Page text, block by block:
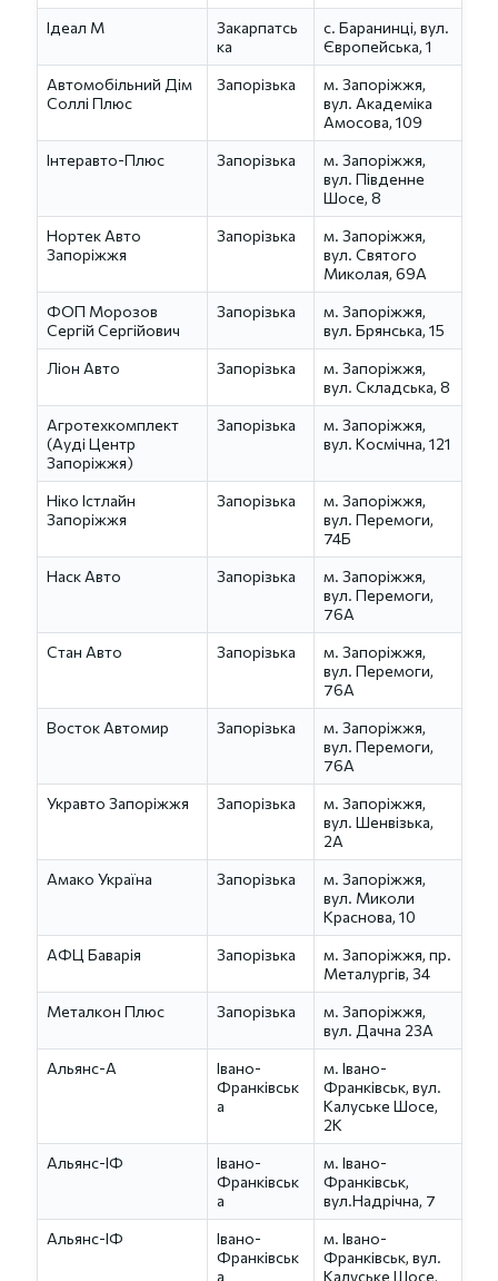
Ідеал М
Закарпатсь
ка
с. Баранинці, вул.
Європейська, 1
Автомобільний Дім
Соллі Плюс
Запорізька
м. Запоріжжя,
вул. Академіка
Амосова, 109
Інтеравто-Плюс
Запорізька
м. Запоріжжя,
вул. Південне
Шосе, 8
Нортек Авто
Запоріжжя
Запорізька
м. Запоріжжя,
вул. Святого
Миколая, 69А
ФОП Морозов
Сергій Сергійович
Запорізька
м. Запоріжжя,
вул. Брянська, 15
Ліон Авто
Запорізька
м. Запоріжжя,
вул. Складська, 8
Агротехкомплект
(Ауді Центр
Запоріжжя)
Запорізька
м. Запоріжжя,
вул. Космічна, 121
Ніко Істлайн
Запоріжжя
Запорізька
м. Запоріжжя,
вул. Перемоги,
74Б
Наск Авто
Запорізька
м. Запоріжжя,
вул. Перемоги,
76А
Стан Авто
Запорізька
м. Запоріжжя,
вул. Перемоги,
76А
Восток Автомир
Запорізька
м. Запоріжжя,
вул. Перемоги,
76А
Укравто Запоріжжя
Запорізька
м. Запоріжжя,
вул. Шенвізька,
2А
Амако Україна
Запорізька
м. Запоріжжя,
вул. Миколи
Краснова, 1​0
АФЦ Баварія
Запорізька
м. Запоріжжя, пр.
Металургів, 34
Металкон Плюс
Запорізька
м. Запоріжжя,
вул. Дачна 23А
Альянс-А
Івано-
Франківськ
а
м. Івано-
Франківськ, вул.
Калуське Шосе,
2К
Альянс-ІФ
Івано-
Франківськ
а
м. Івано-
Франківськ,
вул.Надрічна, 7
Альянс-ІФ
Івано-
Франківськ
а
м. Івано-
Франківськ, вул.
Калуське Шосе,